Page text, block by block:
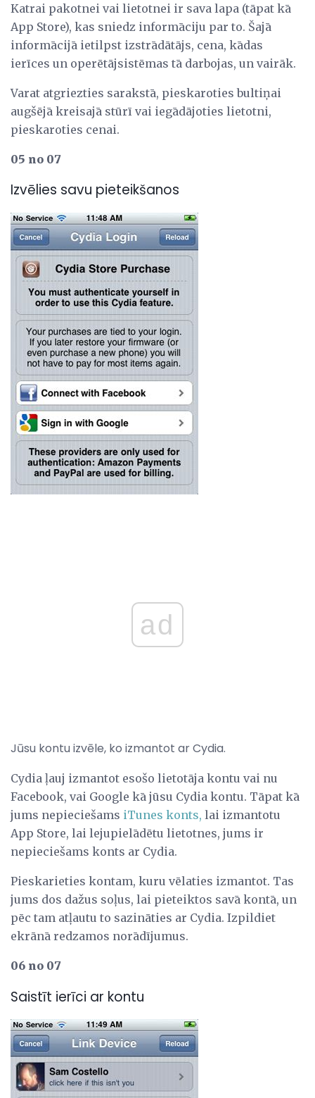
Katrai pakotnei vai lietotnei ir sava lapa (tāpat kā
App Store), kas sniedz informāciju par to. Šajā
informācijā ietilpst izstrādātājs, cena, kādas
ierīces un operētājsistēmas tā darbojas, un vairāk.
Varat atgriezties sarakstā, pieskaroties bultiņai
augšējā kreisajā stūrī vai iegādājoties lietotni,
pieskaroties cenai.
05 no 07
Izvēlies savu pieteikšanos
ad
Jūsu kontu izvēle, ko izmantot ar Cydia.
Cydia ļauj izmantot esošo lietotāja kontu vai nu
Facebook, vai Google kā jūsu Cydia kontu. Tāpat kā
jums nepieciešams iTunes konts, lai izmantotu
App Store, lai lejupielādētu lietotnes, jums ir
nepieciešams konts ar Cydia.
Pieskarieties kontam, kuru vēlaties izmantot. Tas
jums dos dažus soļus, lai pieteiktos savā kontā, un
pēc tam atļautu to sazināties ar Cydia. Izpildiet
ekrānā redzamos norādījumus.
06 no 07
Saistīt ierīci ar kontu